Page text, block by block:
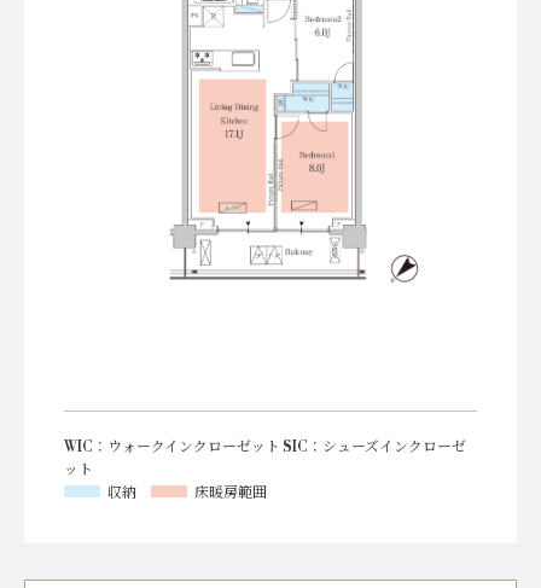
WIC：ウォークインクローゼット SIC：シューズインクローゼ
ット
収納
床暖房範囲